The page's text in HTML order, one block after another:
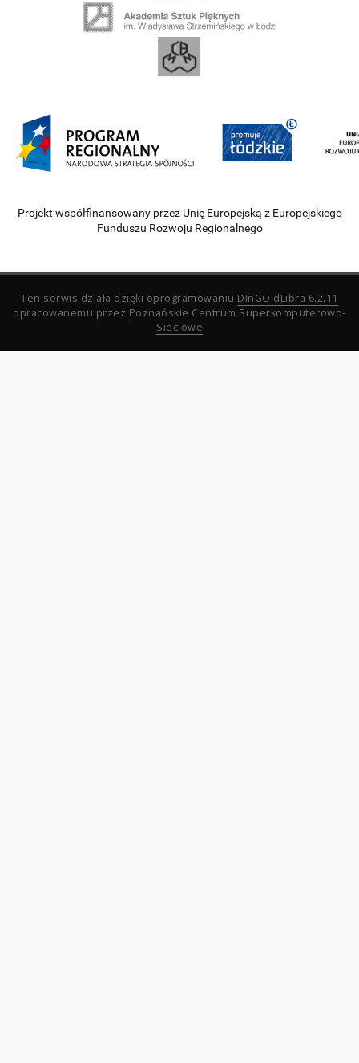
Projekt współfinansowany przez Unię Europejską z Europejskiego
Funduszu Rozwoju Regionalnego
Ten serwis działa dzięki oprogramowaniu DInGO dLibra 6.2.11
opracowanemu przez Poznańskie Centrum Superkomputerowo-
Sieciowe